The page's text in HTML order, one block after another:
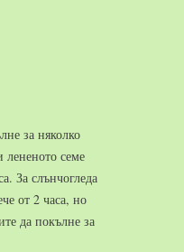
за няколко
семе
За слънчогледа
от 2 часа, но
да покълне за